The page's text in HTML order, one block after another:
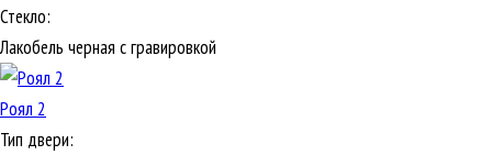
Стекло:
Лакобель черная с гравировкой
Роял 2
Тип двери: